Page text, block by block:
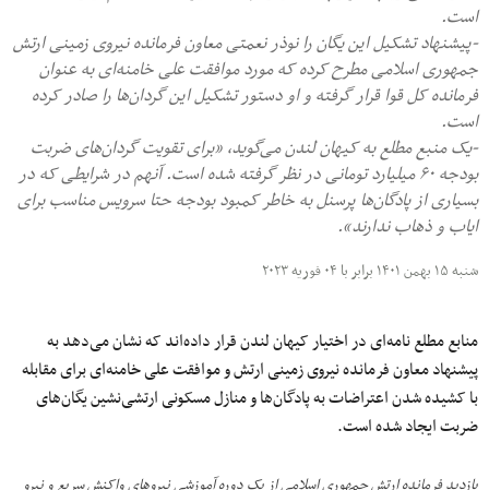
است.
-پیشنهاد تشکیل این یگان را نوذر نعمتی معاون فرمانده نیروی زمینی ارتش
جمهوری اسلامی مطرح کرده که مورد موافقت علی خامنه‌ای به عنوان
فرمانده کل قوا قرار گرفته و او دستور تشکیل این گردان‌ها را صادر کرده
است.
-یک منبع مطلع به کیهان لندن می‌گوید، «برای تقویت گردان‌های ضربت
بودجه‌ ۶۰ میلیارد تومانی در نظر گرفته شده است. آنهم در شرایطی که در
بسیاری از پادگان‌ها پرسنل به خاطر کمبود بودجه حتا سرویس مناسب برای
ایاب و ذهاب ندارند».
شنبه ۱۵ بهمن ۱۴۰۱ برابر با ۰۴ فوریه ۲۰۲۳
منابع مطلع نامه‌ای در اختیار کیهان لندن قرار داده‌اند که نشان می‌دهد به
پیشنهاد معاون فرمانده نیروی زمینی ارتش و موافقت علی خامنه‌ای برای مقابله
با کشیده شدن اعتراضات به پادگان‌ها و منازل مسکونی ارتشی‌نشین یگان‌های
ضربت ایجاد شده است.